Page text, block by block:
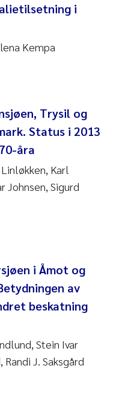
i
Kempa
Trysil og
Status i 2013
åra
Karl
Johnsen, Sigurd
i Åmot og
av
beskatning
Stein Ivar
J. Saksgård